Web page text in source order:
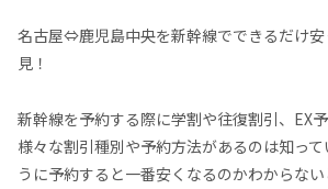
名古屋⇔鹿児島中央を新幹線でできるだけ
見！
新幹線を予約する際に学割や往復割引、EX
様々な割引種別や予約方法があるのは知っ
うに予約すると一番安くなるのかわからな